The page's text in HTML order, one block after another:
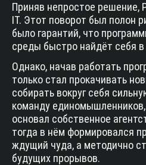
Приняв непростое решение,
IT. Этот поворот был полон
было гарантий, что
среды быстро найдёт себя в
Однако, начав работать
только стал прокачивать
собирать вокруг себя
команду
основал собственное
тогда в нём формировался
ждущий чуда, а методично
будущих прорывов.